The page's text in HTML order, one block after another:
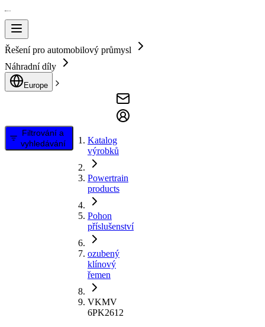
Řešení pro automobilový průmysl
Náhradní díly
Europe
Filtrování a
vyhledávání
Katalog
výrobků
Powertrain
products
Pohon
příslušenství
ozubený
klínový
řemen
VKMV
6PK2612